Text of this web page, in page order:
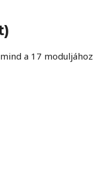
a 17 moduljához